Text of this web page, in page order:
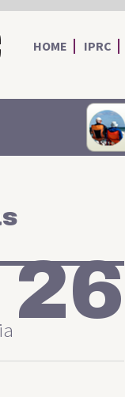
IPRC
HOME IPRC
26